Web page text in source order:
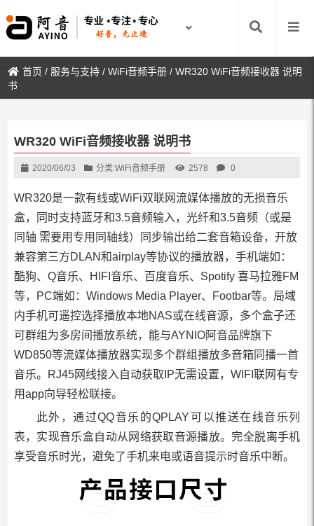
首页 / 服务与支持 /WiFi音频手册 /WR320 WiFi音频接收器 说明
书
WR320 WiFi音频接收器 说明书
2020/06/03 分类:WiFi音频手册 2578 0
WR320是一款有线或WiFi双联网流媒体播放的无损音乐
盒，同时支持蓝牙和3.5音频输入，光纤和3.5音频（或是
同轴 需要用专用同轴线）同步输出给二套音箱设备，开放
兼容第三方DLAN和airplay等协议的播放器，手机端如：
酷狗、Q音乐、HIFI音乐、百度音乐、Spotify 喜马拉雅FM
等，PC端如：Windows Media Player、Footbar等。局域
内手机可遥控选择播放本地NAS或在线音源，多个盒子还
可群组为多房间播放系统，能与AYNIO阿音品牌旗下
WD850等流媒体播放器实现多个群组播放多音箱同播一首
音乐。RJ45网线接入自动获取IP无需设置，WIFI联网有专
用app向导轻松联接。
此外，通过QQ音乐的QPLAY可以推送在线音乐列
表，实现音乐盒自动从网络获取音源播放。完全脱离手机
享受音乐时光，避免了手机来电或语音提示时音乐中断。